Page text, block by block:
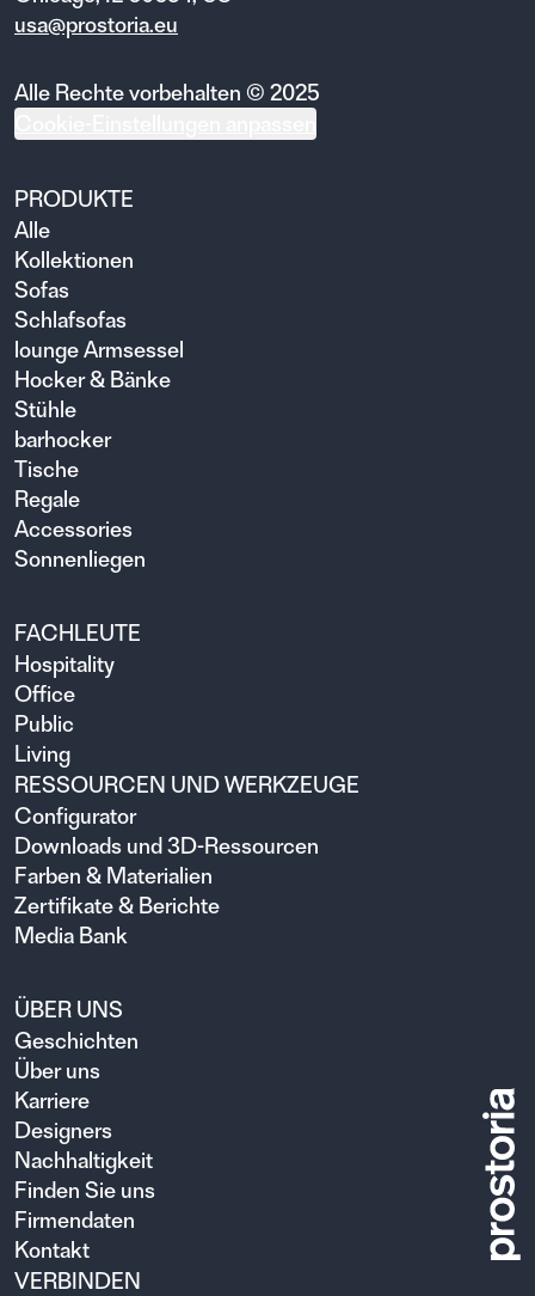
usa@prostoria.eu
Alle Rechte vorbehalten © 2025
PRODUKTE
Alle
Kollektionen
Sofas
Schlafsofas
lounge Armsessel
Hocker & Bänke
Stühle
barhocker
Tische
Regale
Accessories
Sonnenliegen
FACHLEUTE
Hospitality
Office
Public
Living
RESSOURCEN UND WERKZEUGE
Configurator
Downloads und 3D-Ressourcen
Farben & Materialien
Zertifikate & Berichte
Media Bank
ÜBER UNS
Geschichten
Über uns
Karriere
Designers
Nachhaltigkeit
Finden Sie uns
Firmendaten
Kontakt
VERBINDEN